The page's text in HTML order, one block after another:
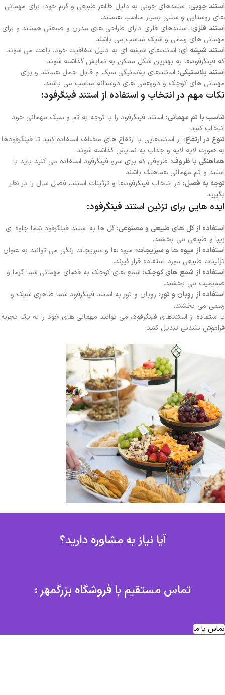
استند چوبی: استندهای چوبی به دلیل ظاهر طبیعی و گرم خود، برای مهمانی
های روستایی و سنتی بسیار مناسب هستند.
استند فلزی: استندهای فلزی دارای طراحی های مدرن و صنعتی هستند و برای
مهمانی های رسمی و شیک مناسب می باشند.
استند شیشه ای: استندهای شیشه ای به دلیل شفافیت خود، باعث می شوند
که فینگرفودها به بهترین شکل ممکن به نمایش گذاشته شوند.
استند پلاستیکی: استندهای پلاستیکی سبک و قابل حمل هستند و برای
مهمانی های کوچک و دورهمی های دوستانه مناسب می باشند.
نکات مهم در انتخاب و استفاده از استند فینگرفود:
تناسب با تم مهمانی: استند فینگرفود را با توجه به تم و سبک مهمانی خود
انتخاب کنید.
تنوع در ارتفاع: از استندهایی با ارتفاع های مختلف استفاده کنید تا فینگرفودها
به صورت لایه لایه و جذاب به نمایش گذاشته شوند.
هماهنگی با ظروف: ظروفی که برای سرو فینگرفود استفاده می کنید باید با
استند و تم مهمانی هماهنگ باشند.
توجه به فصل: در انتخاب فینگرفودها و تزئینات استند، فصل سال را در نظر
بگیرید.
ایده هایی برای تزئین استند فینگرفود:
استفاده از گل های طبیعی و مصنوعی:گل ها به استند فینگرفود شما جلوه ای
زیبا و طبیعی می بخشند.
استفاده از میوه ها و سبزیجات: میوه ها و سبزیجات رنگی می توانند به عنوان
تزئینات طبیعی مورد استفاده قرار گیرند.
استفاده از شمع های کوچک: شمع های کوچک به فضای مهمانی شما گرما و
صمیمیت می بخشند.
استفاده از روبان و تور: روبان و تور به استند فینگرفود شما ظاهری شیک و
رسمی می بخشند.
با استفاده از استندهای فینگرفود، می توانید مهمانی های خود را به یک تجربه
فراموش نشدنی تبدیل کنید.
آیا نیاز به مشاوره دارید؟
تماس مستقیم با فروشگاه بزرگمهر :
تماس با ما